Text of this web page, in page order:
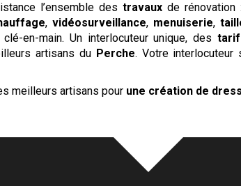
l’ensemble des travaux de rénovation :
, vidéosurveillance, menuiserie,
en-main. Un interlocuteur unique, des
artisans du Perche. Votre
meilleurs artisans pour une création de